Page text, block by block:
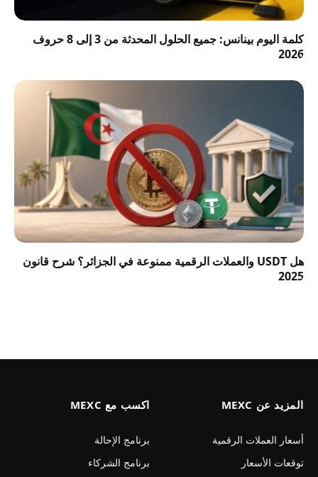
كلمة اليوم بينانس: جميع الحلول المحدثة من 3 إلى 8 حروف
2026
هل USDT والعملات الرقمية ممنوعة في الجزائر؟ شرح قانون
2025
المزيد عن MEXC
أسعار العملات الرقمية
توقعات الأسعار
اكسب مع MEXC
برنامج الإحالة
برنامج الشركاء